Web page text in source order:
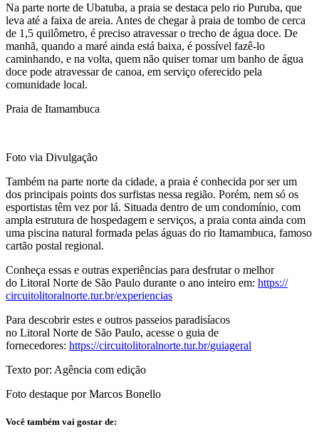
Na parte norte de Ubatuba, a praia se destaca pelo rio Puruba, que
leva até a faixa de areia. Antes de chegar à praia de tombo de cerca
de 1,5 quilômetro, é preciso atravessar o trecho de água doce. De
manhã, quando a maré ainda está baixa, é possível fazê-lo
caminhando, e na volta, quem não quiser tomar um banho de água
doce pode atravessar de canoa, em serviço oferecido pela
comunidade local.
Praia de Itamambuca
Foto via Divulgação
Também na parte norte da cidade, a praia é conhecida por ser um
dos principais points dos surfistas nessa região. Porém, nem só os
esportistas têm vez por lá. Situada dentro de um condomínio, com
ampla estrutura de hospedagem e serviços, a praia conta ainda com
uma piscina natural formada pelas águas do rio Itamambuca, famoso
cartão postal regional.
Conheça essas e outras experiências para desfrutar o melhor
do Litoral Norte de São Paulo durante o ano inteiro em: https://
circuitolitoralnorte.tur.br/experiencias
Para descobrir estes e outros passeios paradisíacos
no Litoral Norte de São Paulo, acesse o guia de
fornecedores: https://circuitolitoralnorte.tur.br/guiageral
Texto por: Agência com edição
Foto destaque por Marcos Bonello
Você também vai gostar de: